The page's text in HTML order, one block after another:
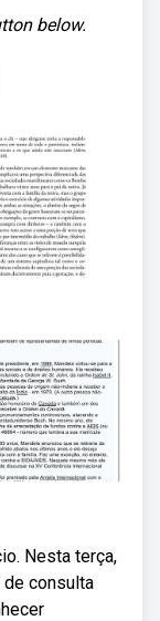
below.
Nesta terça,
consulta